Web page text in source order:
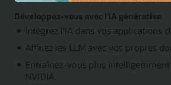
Développez-vous avec l'IA générative
Intégrez l'IA dans vos applications
Affinez les LLM avec vos propres
Entraînez-vous plus intelligemment
NVIDIA.